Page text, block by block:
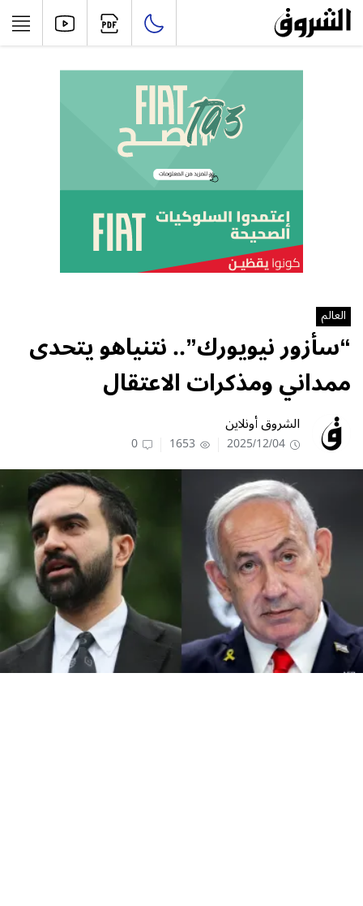
العالم
“سأزور نيويورك”.. نتنياهو يتحدى
ممداني ومذكرات الاعتقال
الشروق أونلاين
2025/12/04
1653
0